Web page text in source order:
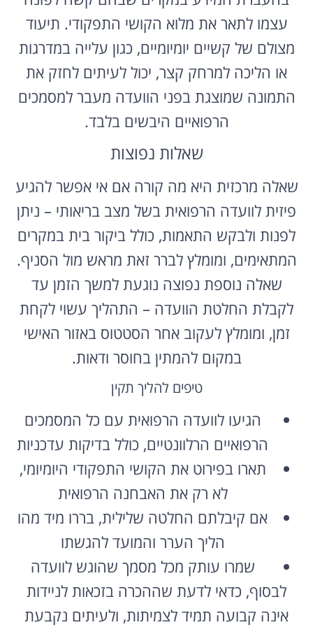
עצמו לתאר את מלוא הקושי התפקודי. תיעוד
מצולם של קשיים יומיומיים, כגון עלייה במדרגות
או הליכה למרחק קצר, יכול לעיתים לחזק את
התמונה שמוצגת בפני הוועדה מעבר למסמכים
הרפואיים היבשים בלבד.
שאלות נפוצות
שאלה מרכזית היא מה קורה אם אי אפשר להגיע
פיזית לוועדה הרפואית בשל מצב בריאותי – ניתן
לפנות ולבקש התאמות, כולל ביקור בית במקרים
המתאימים, ומומלץ לברר זאת מראש מול הסניף.
שאלה נוספת נפוצה נוגעת למשך הזמן עד
לקבלת החלטת הוועדה – התהליך עשוי לקחת
זמן, ומומלץ לעקוב אחר הסטטוס באזור האישי
במקום להמתין בחוסר ודאות.
טיפים להליך תקין
הגיעו לוועדה הרפואית עם כל המסמכים
הרפואיים הרלוונטיים, כולל בדיקות עדכניות
תארו בפירוט את הקושי התפקודי היומיומי,
לא רק את האבחנה הרפואית
אם קיבלתם החלטה שלילית, בררו מיד מהו
הליך הערר והמועד להגשתו
שמרו עותק מכל מסמך שהוגש לוועדה
לבסוף, כדאי לדעת שההכרה בזכאות לניידות
אינה קבועה תמיד לצמיתות, ולעיתים נקבעת